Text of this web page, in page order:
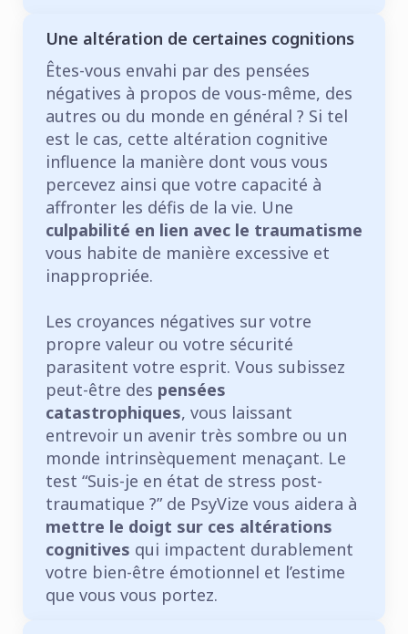
Une altération de certaines cognitions
Êtes-vous envahi par des pensées
négatives à propos de vous-même, des
autres ou du monde en général ? Si tel
est le cas, cette altération cognitive
influence la manière dont vous vous
percevez ainsi que votre capacité à
affronter les défis de la vie. Une
culpabilité en lien avec le traumatisme
vous habite de manière excessive et
inappropriée.
Les croyances négatives sur votre
propre valeur ou votre sécurité
parasitent votre esprit. Vous subissez
peut-être des pensées
catastrophiques, vous laissant
entrevoir un avenir très sombre ou un
monde intrinsèquement menaçant. Le
test “Suis-je en état de stress post-
traumatique ?” de PsyVize vous aidera à
mettre le doigt sur ces altérations
cognitives qui impactent durablement
votre bien-être émotionnel et l’estime
que vous vous portez.